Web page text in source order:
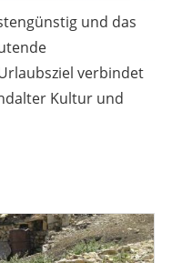
und das
verbindet
Kultur und